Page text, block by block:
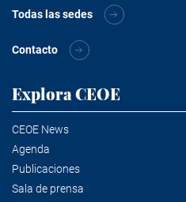
Todas las sedes
Contacto
Explora CEOE
CEOE News
Agenda
Publicaciones
Sala de prensa